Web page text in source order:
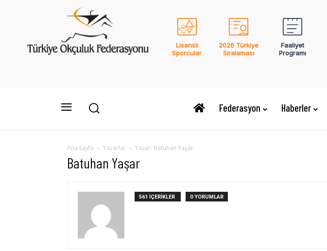
Lisanslı
Sporcular
2026 Türkiye
Sıralaması
Faaliyet
Programı
Federasyon Haberler
Ana Sayfa Yazarlar Yazar: Batuhan Yaşar
Batuhan Yaşar
561 İÇERİKLER 0 YORUMLAR